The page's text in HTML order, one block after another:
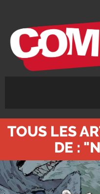
TOUS LES
DE :